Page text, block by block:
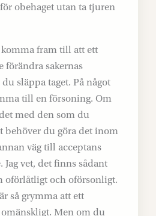
obehaget utan ta tjuren
fram till att ett
förändra sakernas
släppa taget. På något
till en försoning. Om
med den som du
behöver du göra det inom
väg till acceptans
vet, det finns sådant
oförlåtligt och oförsonligt.
så grymma att ett
Men om du